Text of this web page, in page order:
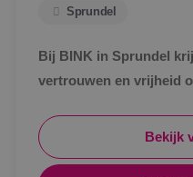
Sprundel
Bij BINK in Sprundel
vertrouwen en vrijheid
waar je aan toe bent.Bekijk